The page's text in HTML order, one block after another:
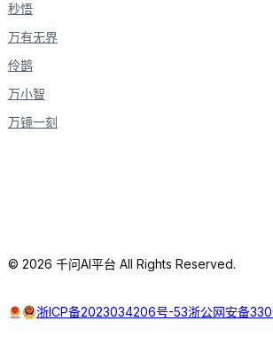
秒悟
万有无界
伶鹊
万小智
万镜一刻
© 2026 千问AI平台 All Rights Reserved.
浙ICP备2023034206号-53浙公网安备